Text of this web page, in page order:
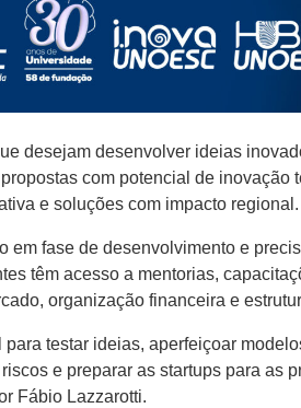
desejam desenvolver ideias
com potencial de
e soluções com impacto regional.
fase de desenvolvimento e
têm acesso a mentorias,
organização financeira e
testar ideias, aperfeiçoar
e preparar as startups para as
Fábio Lazzarotti.